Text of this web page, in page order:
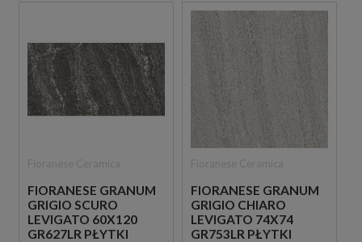
FIORANESE GRANUM
GRIGIO SCURO
LEVIGATO 60X120
GR627LR PŁYTKI
FIORANESE GRANUM
GRIGIO CHIARO
LEVIGATO 74X74
GR753LR PŁYTKI